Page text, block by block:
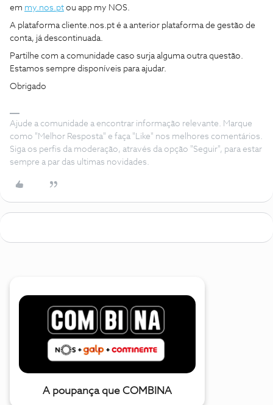
em my.nos.pt ou app my NOS.
A plataforma cliente.nos.pt é a anterior plataforma de gestão de
conta, já descontinuada.
Partilhe com a comunidade caso surja alguma outra questão.
Estamos sempre disponíveis para ajudar.
Obrigado
Ajude a comunidade a encontrar informação relevante. Marque
como "Melhor Resposta" e faça "Like" nos melhores comentários.
Siga os perfis da moderação, através da opção "Seguir", para estar
sempre a par das ultimas novidades.
A poupança que COMBINA